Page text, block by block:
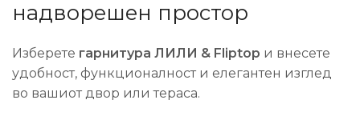
надворешен простор
Изберете гарнитура ЛИЛИ & Fliptop и внесете
удобност, функционалност и елегантен изглед
во вашиот двор или тераса.